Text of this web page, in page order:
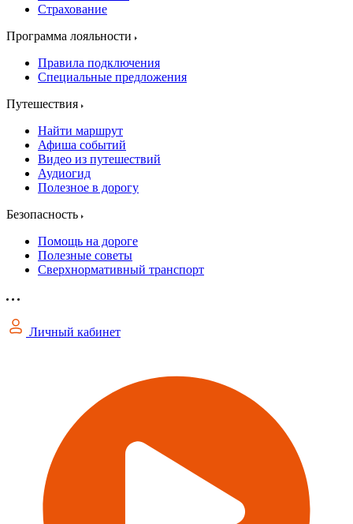
Страхование
Программа лояльности
Правила подключения
Специальные предложения
Путешествия
Найти маршрут
Афиша событий
Видео из путешествий
Аудиогид
Полезное в дорогу
Безопасность
Помощь на дороге
Полезные советы
Сверхнормативный транспорт
Личный кабинет